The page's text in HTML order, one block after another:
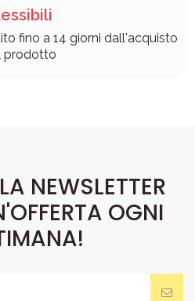
fino a 14 giorni dall'acquisto
prodotto
NEWSLETTER
OGNI